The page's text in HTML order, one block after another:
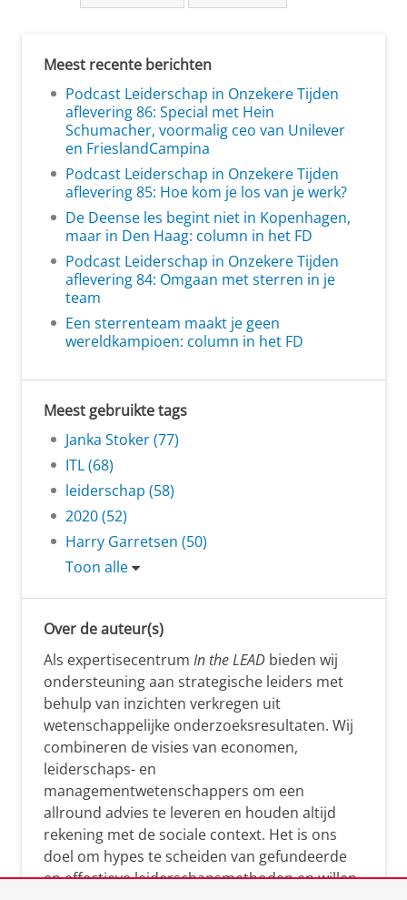
Meest recente berichten
Podcast Leiderschap in Onzekere Tijden
aflevering 86: Special met Hein
Schumacher, voormalig ceo van Unilever
en FrieslandCampina
Podcast Leiderschap in Onzekere Tijden
aflevering 85: Hoe kom je los van je werk?
De Deense les begint niet in Kopenhagen,
maar in Den Haag: column in het FD
Podcast Leiderschap in Onzekere Tijden
aflevering 84: Omgaan met sterren in je
team
Een sterrenteam maakt je geen
wereldkampioen: column in het FD
Meest gebruikte tags
Janka Stoker (77)
ITL (68)
leiderschap (58)
2020 (52)
Harry Garretsen (50)
Toon alle
Over de auteur(s)
Als expertisecentrum In the LEAD bieden wij
ondersteuning aan strategische leiders met
behulp van inzichten verkregen uit
wetenschappelijke onderzoeksresultaten. Wij
combineren de visies van economen,
leiderschaps- en
managementwetenschappers om een
allround advies te leveren en houden altijd
rekening met de sociale context. Het is ons
doel om hypes te scheiden van gefundeerde
en effectieve leiderschapsmethoden en willen